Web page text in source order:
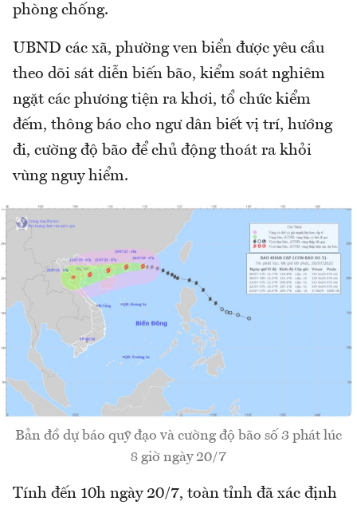
phòng chống.
UBND các xã, phường ven biển được yêu cầu
theo dõi sát diễn biến bão, kiểm soát nghiêm
ngặt các phương tiện ra khơi, tổ chức kiểm
đếm, thông báo cho ngư dân biết vị trí, hướng
đi, cường độ bão để chủ động thoát ra khỏi
vùng nguy hiểm.
Bản đồ dự báo quỹ đạo và cường độ bão số 3 phát lúc
8 giờ ngày 20/7
Tính đến 10h ngày 20/7, toàn tỉnh đã xác định